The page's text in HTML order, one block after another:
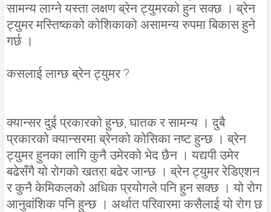
सामन्य लाग्ने यस्ता लक्षण ब्रेन ट्युमरको हुन सक्छ । ब्रेन
ट्युमर मस्तिष्कको कोशिकाको असामन्य रुपमा बिकास हुने
गर्छ ।
कसलाई लाग्छ ब्रेन ट्युमर ?
क्यान्सर दुई प्रकारको हुन्छ, घातक र सामन्य । दुबै
प्रकारको क्यान्सरमा ब्रेनको कोसिका नष्ट हुन्छ । ब्रेन
ट्युमर हुनका लागि कुनै उमेरको भेद छैन । यद्यपी उमेर
बढेसँगै यो रोगको खतरा बढेर जान्छ । ब्रेन ट्युमर रेडिएशन
र कुनै केमिकलको अधिक प्रयोगले पनि हुन सक्छ । यो रोग
आनुवांशिक पनि हुन्छ । अर्थात परिवारमा कसैलाई यो रोग छ